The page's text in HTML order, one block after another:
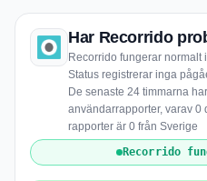
Har Recorrido
Recorrido fungerar normalt
Status registrerar inga
De senaste 24 timmarna
användarrapporter, varav 0
rapporter är 0 från Sverige
Recorrido